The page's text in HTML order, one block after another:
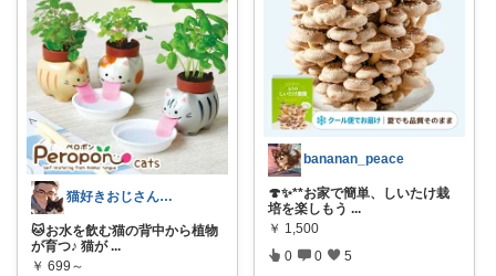
猫好きおじさんのインテリア雑貨
🐱お水を飲む猫の背中から植物
が育つ♪ 猫が ...
￥ 699～
bananan_peace
🍄✨**お家で簡単、しいたけ栽
培を楽しもう ...
￥ 1,500
0 0 5